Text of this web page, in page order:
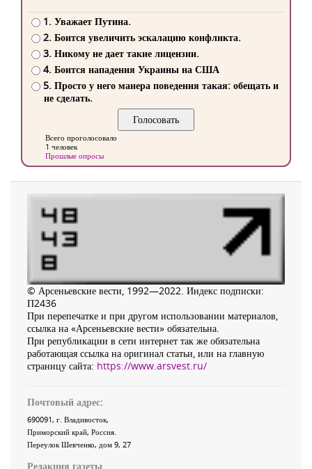
1. Уважает Путина.
2. Боится увеличить эскалацию конфликта.
3. Никому не дает такие лицензии.
4. Боится нападения Украины на США
5. Просто у него манера поведения такая: обещать и
не сделать.
Всего проголосовало
1 человек
Прошлые опросы
© Арсеньевские вести, 1992—2022. Индекс подписки:
П2436
При перепечатке и при другом использовании материалов,
ссылка на «Арсеньевские вести» обязательна.
При републикации в сети интернет так же обязательна
работающая ссылка на оригинал статьи, или на главную
страницу сайта: https://www.arsvest.ru/
Почтовый адрес:
690091, г. Владивосток,
Приморский край, Россия
Переулок Шевченко, дом 9, 27
Редакция газеты